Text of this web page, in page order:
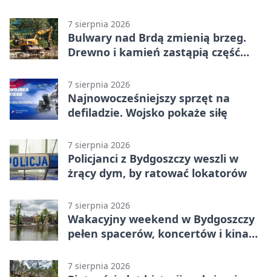
7 sierpnia 2026
Bulwary nad Brdą zmienią brzeg.
Drewno i kamień zastąpią część
7 sierpnia 2026
Najnowocześniejszy sprzęt na
defiladzie. Wojsko pokaże siłę
7 sierpnia 2026
Policjanci z Bydgoszczy weszli w
żrący dym, by ratować lokatorów
7 sierpnia 2026
Wakacyjny weekend w Bydgoszczy
pełen spacerów, koncertów i kina
7 sierpnia 2026